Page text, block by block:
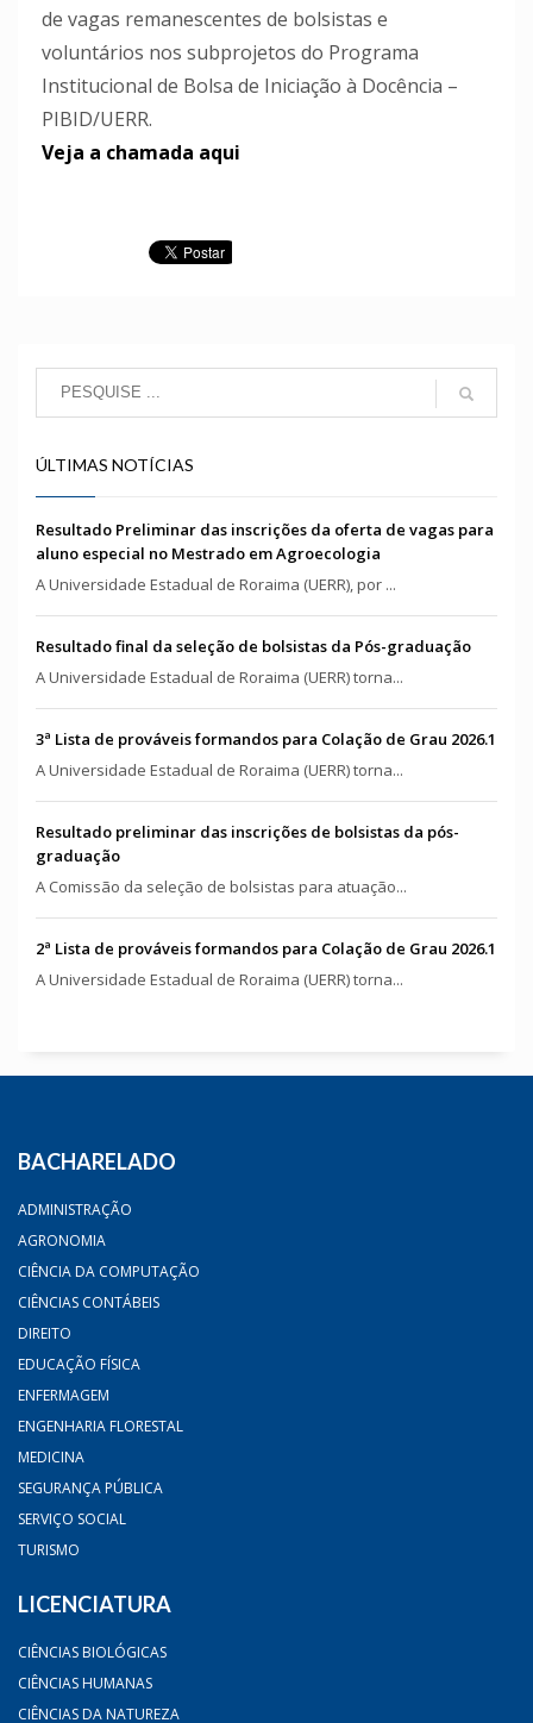
de vagas remanescentes de bolsistas e
voluntários nos subprojetos do Programa
Institucional de Bolsa de Iniciação à Docência –
PIBID/UERR.
Veja a chamada aqui
ÚLTIMAS NOTÍCIAS
Resultado Preliminar das inscrições da oferta de vagas para
aluno especial no Mestrado em Agroecologia
A Universidade Estadual de Roraima (UERR), por ...
Resultado final da seleção de bolsistas da Pós-graduação
A Universidade Estadual de Roraima (UERR) torna...
3ª Lista de prováveis formandos para Colação de Grau 2026.1
A Universidade Estadual de Roraima (UERR) torna...
Resultado preliminar das inscrições de bolsistas da pós-
graduação
A Comissão da seleção de bolsistas para atuação...
2ª Lista de prováveis formandos para Colação de Grau 2026.1
A Universidade Estadual de Roraima (UERR) torna...
BACHARELADO
ADMINISTRAÇÃO
AGRONOMIA
CIÊNCIA DA COMPUTAÇÃO
CIÊNCIAS CONTÁBEIS
DIREITO
EDUCAÇÃO FÍSICA
ENFERMAGEM
ENGENHARIA FLORESTAL
MEDICINA
SEGURANÇA PÚBLICA
SERVIÇO SOCIAL
TURISMO
LICENCIATURA
CIÊNCIAS BIOLÓGICAS
CIÊNCIAS HUMANAS
CIÊNCIAS DA NATUREZA